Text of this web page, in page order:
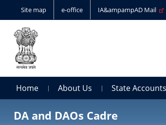
Site map e-office IA&ampampAD Mail
Home About Us State Accounts
DA and DAOs Cadre